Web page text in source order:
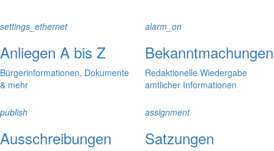
settings_ethernet
Anliegen A bis Z
Bürgerinformationen, Dokumente
& mehr
alarm_on
Bekanntmachungen
Redaktionelle Wiedergabe
amtlicher Informationen
publish
Ausschreibungen
assignment
Satzungen